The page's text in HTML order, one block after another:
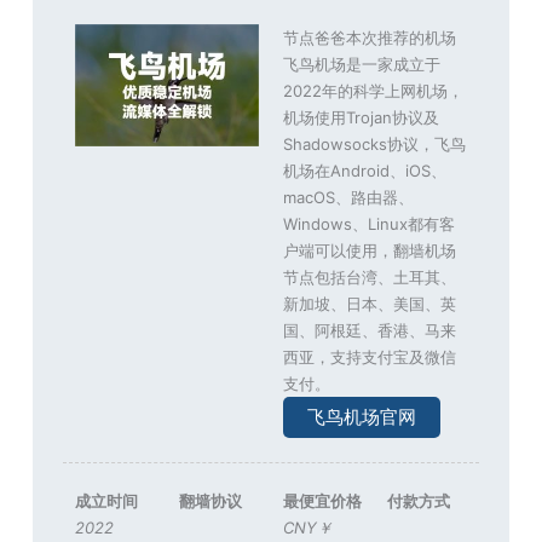
节点爸爸本次推荐的机场
飞鸟机场是一家成立于
2022年的科学上网机场，
机场使用Trojan协议及
Shadowsocks协议，飞鸟
机场在Android、iOS、
macOS、路由器、
Windows、Linux都有客
户端可以使用，翻墙机场
节点包括台湾、土耳其、
新加坡、日本、美国、英
国、阿根廷、香港、马来
西亚，支持支付宝及微信
支付。
飞鸟机场官网
成立时间
2022
翻墙协议
最便宜价格
CNY￥
付款方式